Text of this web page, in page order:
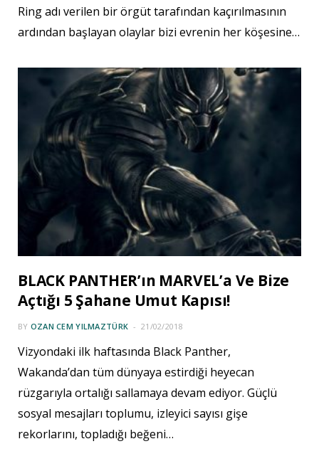
Ring adı verilen bir örgüt tarafından kaçırılmasının
ardından başlayan olaylar bizi evrenin her köşesine…
BLACK PANTHER’ın MARVEL’a Ve Bize
Açtığı 5 Şahane Umut Kapısı!
BY OZAN CEM YILMAZTÜRK 21/02/2018
Vizyondaki ilk haftasında Black Panther,
Wakanda’dan tüm dünyaya estirdiği heyecan
rüzgarıyla ortalığı sallamaya devam ediyor. Güçlü
sosyal mesajları toplumu, izleyici sayısı gişe
rekorlarını, topladığı beğeni…